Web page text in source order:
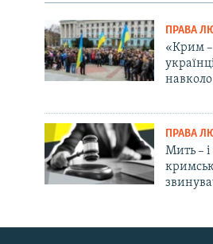
Русский
ПРАВА
«Крим –
ПРАВА
Мить –